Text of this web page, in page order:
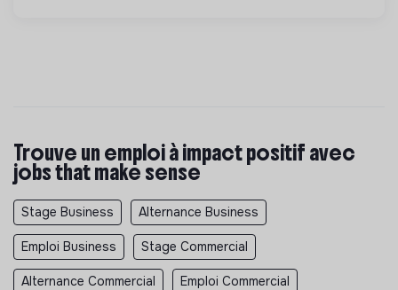
Trouve un emploi à impact positif avec
jobs that make sense
Stage Business Alternance Business
Emploi Business Stage Commercial
Alternance Commercial Emploi Commercial